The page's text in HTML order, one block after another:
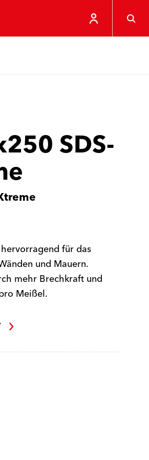
SDS-
für das
und Mauern.
mehr Brechkraft und
Meißel.